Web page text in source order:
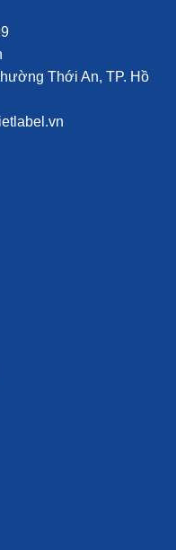
Thới An, TP. Hồ